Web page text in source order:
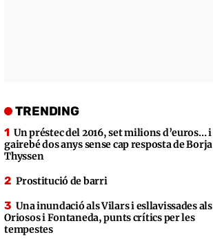
TRENDING
Un préstec del 2016, set milions d’euros… i
gairebé dos anys sense cap resposta de Borja
Thyssen
Prostitució de barri
Una inundació als Vilars i esllavissades als
Oriosos i Fontaneda, punts crítics per les
tempestes